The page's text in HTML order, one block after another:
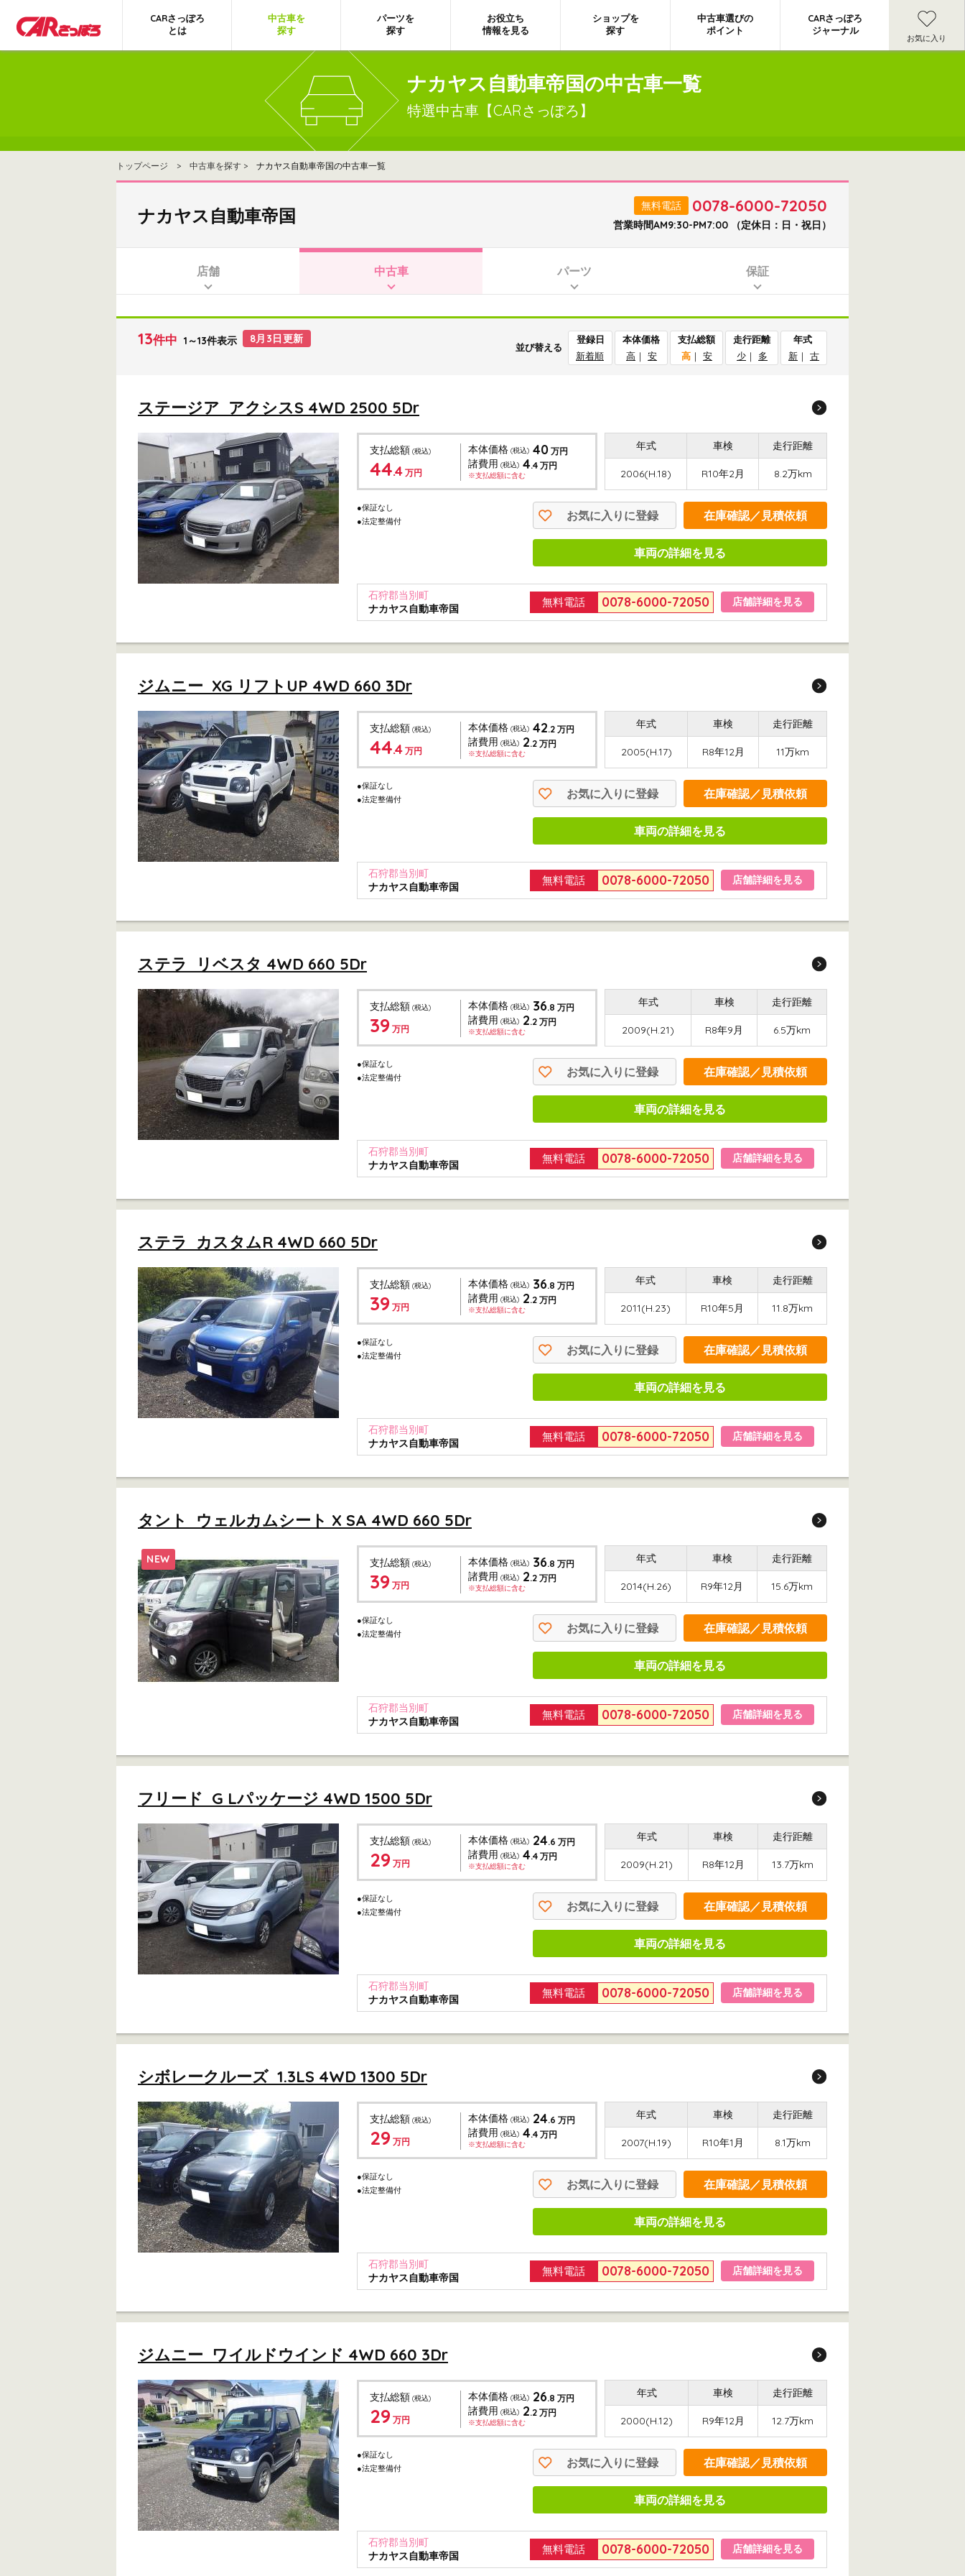
CARさっぽろ
とは
中古車を
探す
パーツを
探す
お役立ち
情報を見る
ショップを
探す
中古車選びの
ポイント
CARさっぽろ
ジャーナル
お気に入り
ナカヤス自動車帝国の中古車一覧
特選中古車【CARさっぽろ】
トップページ > 中古車を探す > ナカヤス自動車帝国の中古車一覧
ナカヤス自動車帝国 無料電話 0078-6000-72050
営業時間AM9:30-PM7:00 （定休日：日・祝日）
店舗 中古車 パーツ 保証
13件中 1～13件表示 8月3日更新
並び替える
登録日
新着順
本体価格
高 ｜ 安
支払総額
高 ｜ 安
走行距離
少 ｜ 多
年式
新 ｜ 古
ステージア アクシスS 4WD 2500 5Dr
●保証なし
●法定整備付
支払総額 (税込)
44.4 万円
本体価格(税込) 40万円
諸費用 (税込) 4.4万円
※支払総額に含む
年式 車検 走行距離
2006(H.18) R10年2月 8.2万km
お気に入りに登録 在庫確認／見積依頼
車両の詳細を見る
石狩郡当別町
ナカヤス自動車帝国
無料電話 0078-6000-72050 店舗詳細を見る
ジムニー XG リフトUP 4WD 660 3Dr
●保証なし
●法定整備付
支払総額 (税込)
44.4 万円
本体価格(税込) 42.2万円
諸費用 (税込) 2.2万円
※支払総額に含む
年式 車検 走行距離
2005(H.17) R8年12月 11万km
お気に入りに登録 在庫確認／見積依頼
車両の詳細を見る
石狩郡当別町
ナカヤス自動車帝国
無料電話 0078-6000-72050 店舗詳細を見る
ステラ リベスタ 4WD 660 5Dr
●保証なし
●法定整備付
支払総額 (税込)
39 万円
本体価格(税込) 36.8 万円
諸費用 (税込) 2.2万円
※支払総額に含む
年式 車検 走行距離
2009(H.21) R8年9月 6.5万km
お気に入りに登録 在庫確認／見積依頼
車両の詳細を見る
石狩郡当別町
ナカヤス自動車帝国
無料電話 0078-6000-72050 店舗詳細を見る
ステラ カスタムR 4WD 660 5Dr
●保証なし
●法定整備付
支払総額 (税込)
39 万円
本体価格(税込) 36.8 万円
諸費用 (税込) 2.2万円
※支払総額に含む
年式 車検 走行距離
2011(H.23) R10年5月 11.8万km
お気に入りに登録 在庫確認／見積依頼
車両の詳細を見る
石狩郡当別町
ナカヤス自動車帝国
無料電話 0078-6000-72050 店舗詳細を見る
タント ウェルカムシート X SA 4WD 660 5Dr
NEW
●保証なし
●法定整備付
支払総額 (税込)
39 万円
本体価格(税込) 36.8 万円
諸費用 (税込) 2.2万円
※支払総額に含む
年式 車検 走行距離
2014(H.26) R9年12月 15.6万km
お気に入りに登録 在庫確認／見積依頼
車両の詳細を見る
石狩郡当別町
ナカヤス自動車帝国
無料電話 0078-6000-72050 店舗詳細を見る
フリード G Lパッケージ 4WD 1500 5Dr
●保証なし
●法定整備付
支払総額 (税込)
29 万円
本体価格(税込) 24.6 万円
諸費用 (税込) 4.4万円
※支払総額に含む
年式 車検 走行距離
2009(H.21) R8年12月 13.7万km
お気に入りに登録 在庫確認／見積依頼
車両の詳細を見る
石狩郡当別町
ナカヤス自動車帝国
無料電話 0078-6000-72050 店舗詳細を見る
シボレークルーズ 1.3LS 4WD 1300 5Dr
●保証なし
●法定整備付
支払総額 (税込)
29 万円
本体価格(税込) 24.6 万円
諸費用 (税込) 4.4万円
※支払総額に含む
年式 車検 走行距離
2007(H.19) R10年1月 8.1万km
お気に入りに登録 在庫確認／見積依頼
車両の詳細を見る
石狩郡当別町
ナカヤス自動車帝国
無料電話 0078-6000-72050 店舗詳細を見る
ジムニー ワイルドウインド 4WD 660 3Dr
●保証なし
●法定整備付
支払総額 (税込)
29 万円
本体価格(税込) 26.8 万円
諸費用 (税込) 2.2万円
※支払総額に含む
年式 車検 走行距離
2000(H.12) R9年12月 12.7万km
お気に入りに登録 在庫確認／見積依頼
車両の詳細を見る
石狩郡当別町
ナカヤス自動車帝国
無料電話 0078-6000-72050 店舗詳細を見る